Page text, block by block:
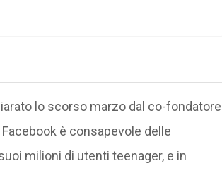
lo scorso marzo dal co-fondatore
è consapevole delle
milioni di utenti teenager, e in